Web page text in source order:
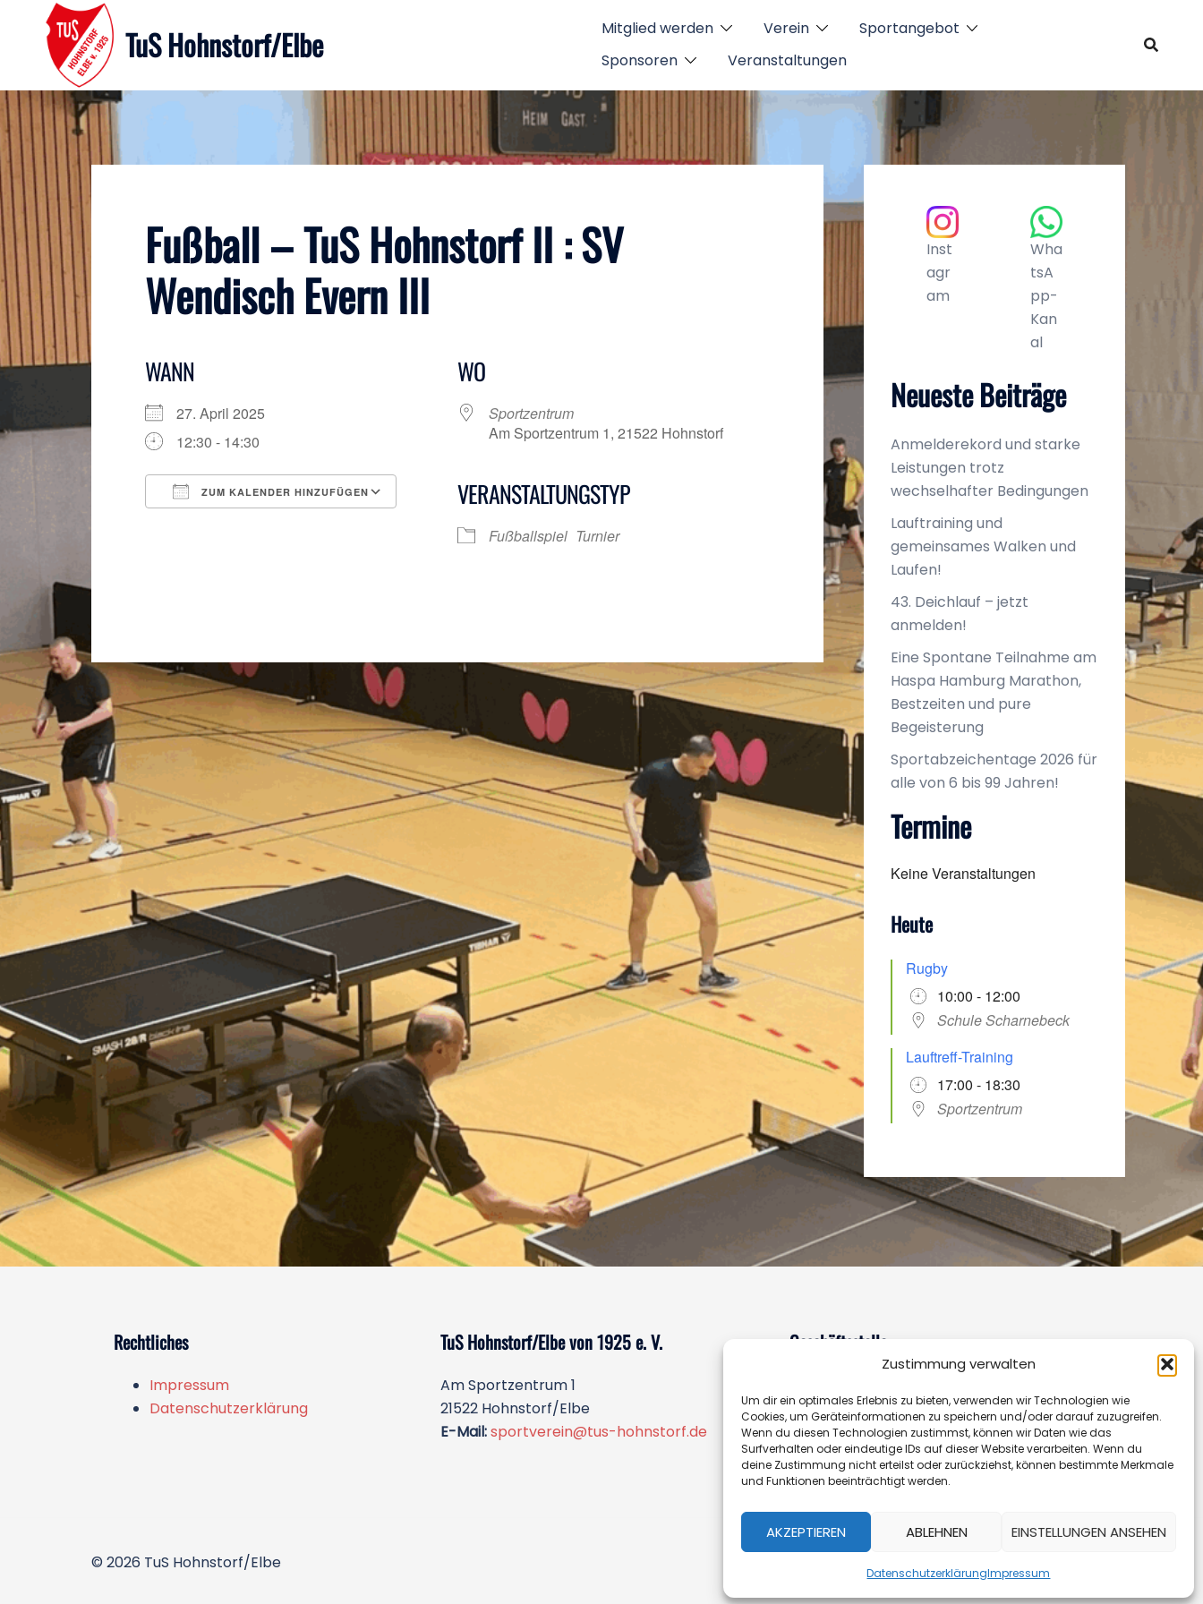
Zustimmung verwalten
Um dir ein optimales Erlebnis zu bieten, verwenden wir Technologien wie
Cookies, um Geräteinformationen zu speichern und/oder darauf zuzugreifen.
Wenn du diesen Technologien zustimmst, können wir Daten wie das
Surfverhalten oder eindeutige IDs auf dieser Website verarbeiten. Wenn du
deine Zustimmung nicht erteilst oder zurückziehst, können bestimmte Merkmale
und Funktionen beeinträchtigt werden.
AKZEPTIEREN ABLEHNEN EINSTELLUNGEN ANSEHEN
DatenschutzerklärungImpressum
springen
TuS Hohnstorf/Elbe Mitglied werden Verein
Sportangebot
Sponsoren
Veranstaltungen
Fußball – TuS Hohnstorf II : SV
Wendisch Evern III
WANN
27. April 2025
12:30 - 14:30
ZUM KALENDER HINZUFÜGEN
Google Kalender Office 365 Outlook
WO
Sportzentrum
Am Sportzentrum 1, 21522 Hohnstorf
VERANSTALTUNGSTYP
Fußballspiel Turnier
Inst
agr
am
Wha
tsA
pp-
Kan
al
Neueste Beiträge
Anmelderekord und starke
Leistungen trotz
wechselhafter Bedingungen
Lauftraining und
gemeinsames Walken und
Laufen!
43. Deichlauf – jetzt
anmelden!
Eine Spontane Teilnahme am
Haspa Hamburg Marathon,
Bestzeiten und pure
Begeisterung
Sportabzeichentage 2026 für
alle von 6 bis 99 Jahren!
Termine
Keine Veranstaltungen
Heute
Rugby
10:00 - 12:00
Schule Scharnebeck
Lauftreff-Training
17:00 - 18:30
Sportzentrum
Rechtliches
Impressum
Datenschutzerklärung
TuS Hohnstorf/Elbe von 1925 e. V.
Am Sportzentrum 1
21522 Hohnstorf/Elbe
E-Mail:sportverein@tus-hohnstorf.de
Geschäftsstelle
oder nach Vereinbarung
Telefon:+49 (0)162-7652353
© 2026 TuS Hohnstorf/Elbe